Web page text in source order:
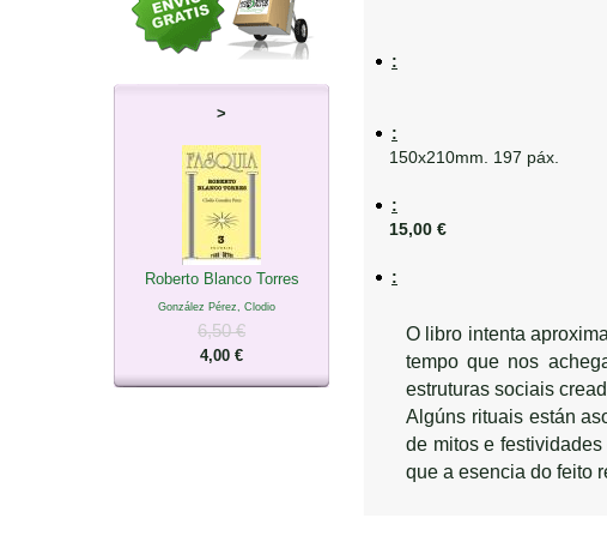
>
Roberto Blanco Torres
González Pérez, Clodio
6,50 €
4,00 €
:
:
150x210mm. 197 páx.
:
15,00 €
:
O libro intenta
tempo que nos
estruturas sociais
Algúns rituais están
de mitos e
que a esencia do feito